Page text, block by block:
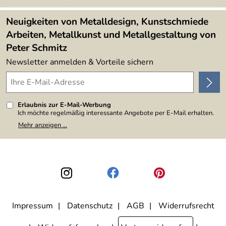
Lieferbedingungen
4,9/5
Neuigkeiten von Metalldesign, Kunstschmiede
Arbeiten, Metallkunst und Metallgestaltung von
Peter Schmitz
Newsletter anmelden & Vorteile sichern
Erlaubnis zur E-Mail-Werbung
Ich möchte regelmäßig interessante Angebote per E-Mail erhalten.
Meine E-Mail-Adresse wird nicht an andere Unternehmen
weitergegeben. Zu statistischen Zwecken wird in anonymer Form
den Link "Abmelden" am Ende des Newsletters anklicke. Die
Datenschutzerklärung
habe ich zur Kenntnis genommen.
Mehr anzeigen ...
Impressum Datenschutz AGB
Widerrufsrecht